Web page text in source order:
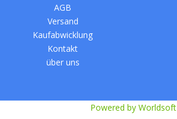
AGB
Versand
Kaufabwicklung
Kontakt
über uns
Powered by Worldsoft